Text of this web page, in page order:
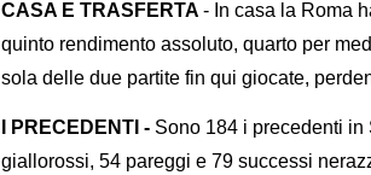
CASA E TRASFERTA - In casa la Roma
quinto rendimento assoluto, quarto per
sola delle due partite fin qui giocate,
I PRECEDENTI - Sono 184 i precedenti in
giallorossi, 54 pareggi e 79 successi